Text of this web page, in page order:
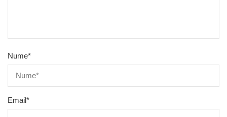
Nume*
Email*